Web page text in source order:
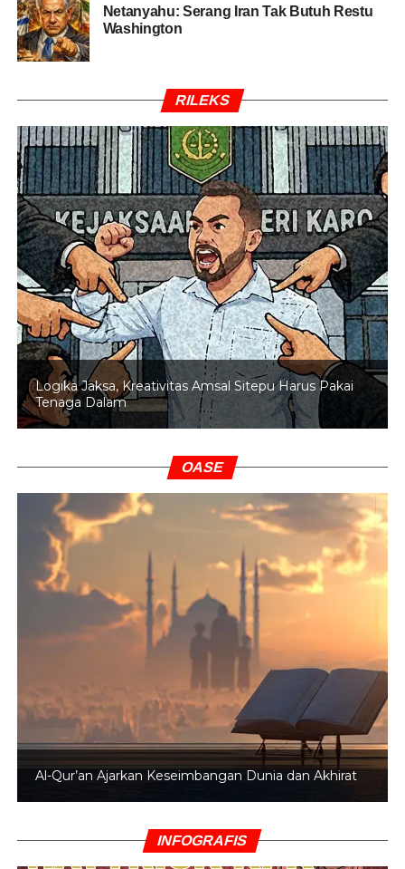
Netanyahu: Serang Iran Tak Butuh Restu
Washington
RILEKS
Logika Jaksa, Kreativitas Amsal Sitepu Harus Pakai
Tenaga Dalam
OASE
Al-Qur’an Ajarkan Keseimbangan Dunia dan Akhirat
INFOGRAFIS